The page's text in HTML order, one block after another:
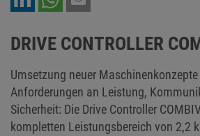
DRIVE CONTROLLER
Umsetzung neuer
Anforderungen an Leistung,
Sicherheit: Die Drive Controller
kompletten Leistungsbereich von 2,2